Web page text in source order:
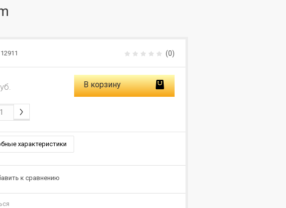
12911 (0)
В корзину
характеристики
к сравнению